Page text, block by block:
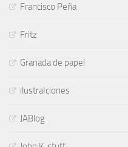
Francisco Peña
Fritz
Granada de papel
ilustraIciones
JABlog